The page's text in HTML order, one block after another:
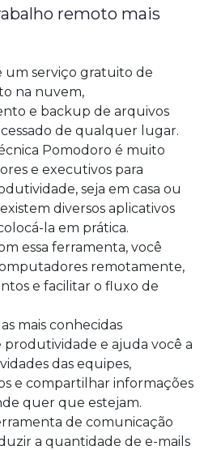
remoto mais
um serviço gratuito de
na nuvem,
e backup de arquivos
de qualquer lugar.
Pomodoro é muito
e executivos para
seja em casa ou
diversos aplicativos
la em prática.
essa ferramenta, você
remotamente,
e facilitar o fluxo de
mais conhecidas
produtividade e ajuda você a
das equipes,
e compartilhar informações
quer que estejam.
de comunicação
a quantidade de e-mails